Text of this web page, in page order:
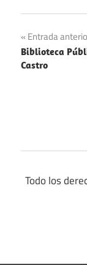
de
Entrada
Biblioteca
Castro
Todo los